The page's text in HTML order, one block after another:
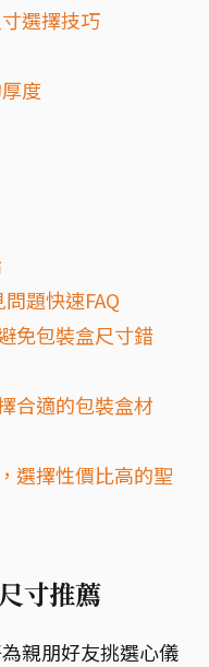
選擇技巧
度
題快速FAQ
免包裝盒尺寸錯
合適的包裝盒材
選擇性價比高的聖
寸推薦
親朋好友挑選心儀